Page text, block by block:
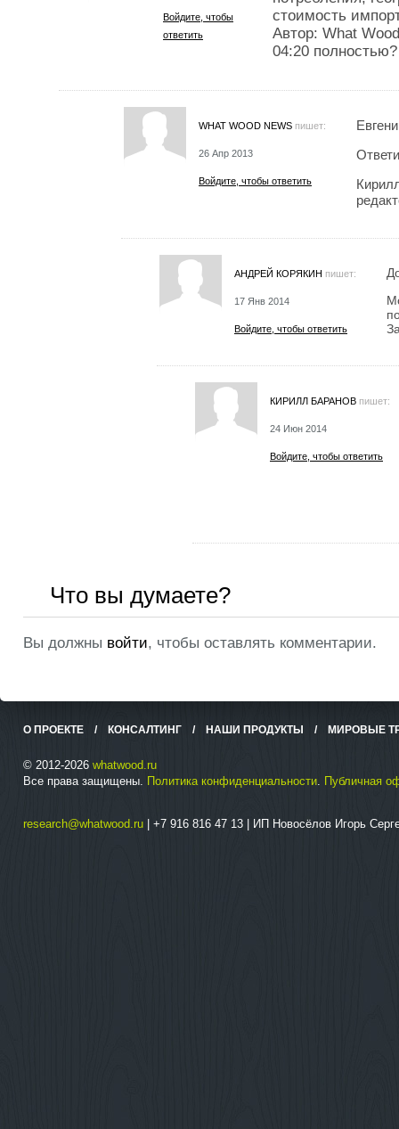
Войдите, чтобы
ответить
стоимость
Автор: What
04:20 полностью?
WHAT WOOD NEWS пишет:
26 Апр 2013
Войдите, чтобы ответить
АНДРЕЙ КОРЯКИН пишет:
17 Янв 2014
Войдите, чтобы ответить
КИРИЛЛ БАРАНОВ пишет:
24 Июн 2014
Войдите, чтобы ответить
Что вы думаете?
Вы должны войти, чтобы оставлять комментарии.
О ПРОЕКТЕ / КОНСАЛТИНГ / НАШИ ПРОДУКТЫ / МИРОВЫЕ
© 2012-2026 whatwood.ru
Все права защищены. Политика конфиденциальности Публичная
research@whatwood.ru | +7 916 816 47 13 | ИП Новосёлов Игорь